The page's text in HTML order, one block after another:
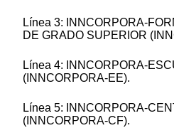
Línea 3: INNCORPORA-
DE GRADO SUPERIOR
Línea 4: INNCORPORA-
(INNCORPORA-EE).
Línea 5: INNCORPORA-
(INNCORPORA-CF).